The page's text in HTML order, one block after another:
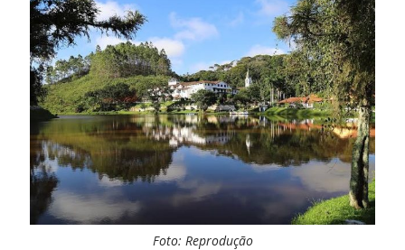
Foto: Reprodução